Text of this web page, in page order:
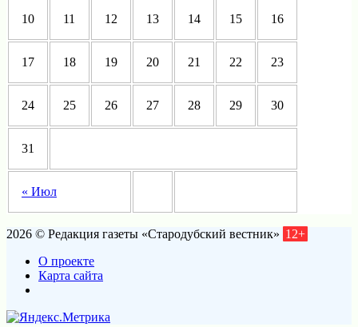
« Июл
10 11 12 13 14 15 16
17 18 19 20 21 22 23
24 25 26 27 28 29 30
31
2026 © Редакция газеты «Стародубский вестник» 12+
О проекте
Карта сайта